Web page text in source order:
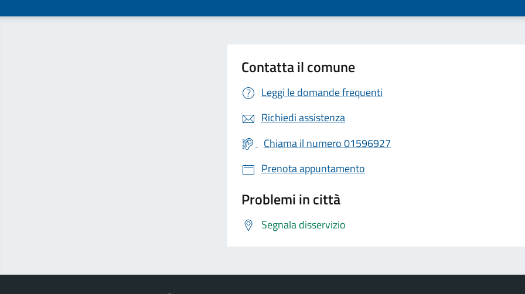
Contatta il comune
Leggi le domande frequenti
Richiedi assistenza
Chiama il numero 01596927
Prenota appuntamento
Problemi in città
Segnala disservizio